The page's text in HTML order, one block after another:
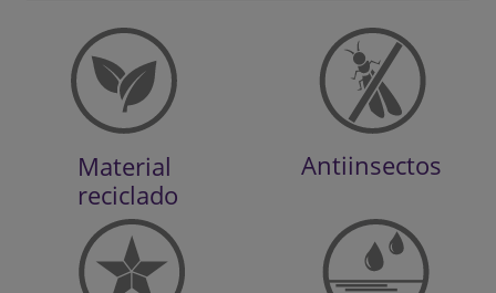
Material
reciclado
Antiinsectos